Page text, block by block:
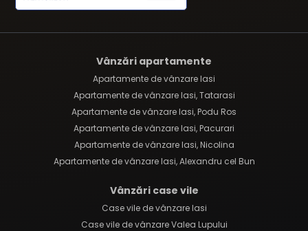
Vânzări apartamente
Apartamente de vânzare Iasi
Apartamente de vânzare Iasi, Tatarasi
Apartamente de vânzare Iasi, Podu Ros
Apartamente de vânzare Iasi, Pacurari
Apartamente de vânzare Iasi, Nicolina
Apartamente de vânzare Iasi, Alexandru cel Bun
Vânzări case vile
Case vile de vânzare Iasi
Case vile de vânzare Valea Lupului